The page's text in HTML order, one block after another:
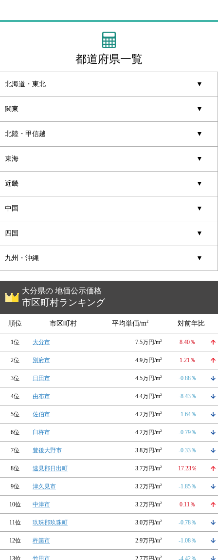
都道府県一覧
北海道・東北 ▼
関東 ▼
北陸・甲信越 ▼
東海 ▼
近畿 ▼
中国 ▼
四国 ▼
九州・沖縄 ▼
大分県の 地価公示価格
市区町村ランキング
順位 市区町村 平均単価/m2 対前年比
1位 大分市 7.5万円/m2 8.40％
2位 別府市 4.9万円/m2 1.21％
3位 日田市 4.5万円/m2 -0.88％
4位 由布市 4.4万円/m2 -8.43％
5位 佐伯市 4.2万円/m2 -1.64％
6位 臼杵市 4.2万円/m2 -0.79％
7位 豊後大野市 3.8万円/m2 -0.33％
8位 速見郡日出町 3.7万円/m2 17.23％
9位 津久見市 3.2万円/m2 -1.85％
10位 中津市 3.2万円/m2 0.11％
11位 玖珠郡玖珠町 3.0万円/m2 -0.78％
12位 杵築市 2.9万円/m2 -1.08％
13位 竹田市 2.7万円/m2 -4.42％